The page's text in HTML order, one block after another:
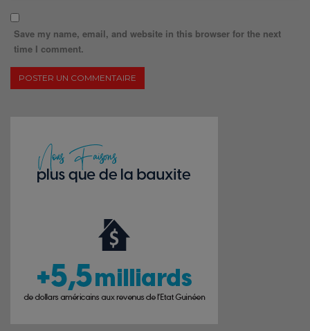
Save my name, email, and website in this browser for the next
time I comment.